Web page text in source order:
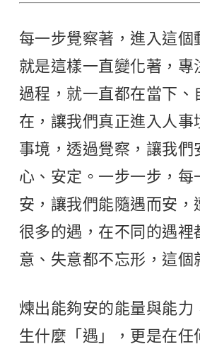
每一步覺察著，進入這個
就是這樣一直變化著，專
過程，就一直都在當下、
在，讓我們真正進入人事
事境，透過覺察，讓我們
心、安定。一步一步，每
安，讓我們能隨遇而安，
很多的遇，在不同的遇裡
意、失意都不忘形，這個
煉出能夠安的能量與能力
生什麼「遇」，更是在任